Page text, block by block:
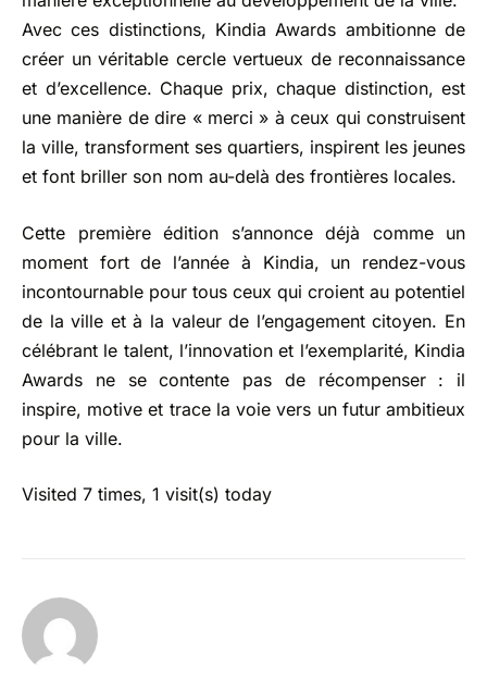
Avec ces distinctions, Kindia Awards ambitionne de
créer un véritable cercle vertueux de reconnaissance
et d’excellence. Chaque prix, chaque distinction, est
une manière de dire « merci » à ceux qui construisent
la ville, transforment ses quartiers, inspirent les jeunes
et font briller son nom au-delà des frontières locales.
Cette première édition s’annonce déjà comme un
moment fort de l’année à Kindia, un rendez-vous
incontournable pour tous ceux qui croient au potentiel
de la ville et à la valeur de l’engagement citoyen. En
célébrant le talent, l’innovation et l’exemplarité, Kindia
Awards ne se contente pas de récompenser : il
inspire, motive et trace la voie vers un futur ambitieux
pour la ville.
Visited 7 times, 1 visit(s) today